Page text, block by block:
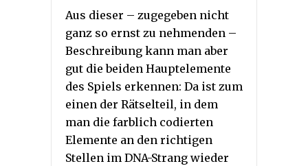
Aus dieser – zugegeben nicht
ganz so ernst zu nehmenden –
Beschreibung kann man aber
gut die beiden Hauptelemente
des Spiels erkennen: Da ist zum
einen der Rätselteil, in dem
man die farblich codierten
Elemente an den richtigen
Stellen im DNA-Strang wieder